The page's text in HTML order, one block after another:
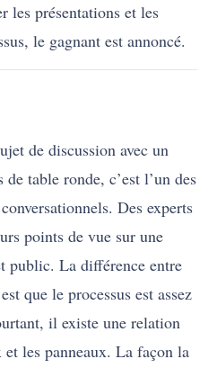
les présentations et les
le gagnant est annoncé.
de discussion avec un
table ronde, c’est l’un des
Des experts
points de vue sur une
public. La différence entre
que le processus est assez
il existe une relation
les panneaux. La façon la